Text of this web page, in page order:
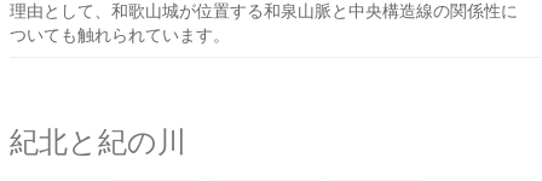
理由として、和歌山城が位置する和泉山脈と中央構造線の関係性に
ついても触れられています。
紀北と紀の川